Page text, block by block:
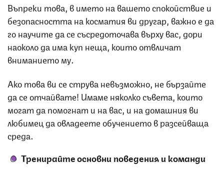
Въпреки това, в името на вашето спокойствие и
безопасността на косматия ви другар, важно е да
го научите да се съсредоточава върху вас, дори
наоколо да има куп неща, които отвличат
вниманието му.
Ако това ви се струва невъзможно, не бързайте
да се отчайвате! Имаме няколко съвета, които
могат да помогнат и на вас, и на домашния ви
любимец да овладеете обучението в разсейваща
среда.
Тренирайте основни поведения и команди